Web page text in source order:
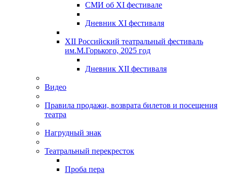
СМИ об XI фестивале
Дневник XI фестиваля
XII Российский театральный фестиваль
им.М.Горького, 2025 год
Дневник XII фестиваля
Видео
Правила продажи, возврата билетов и посещения
театра
Нагрудный знак
Театральный перекресток
Проба пера